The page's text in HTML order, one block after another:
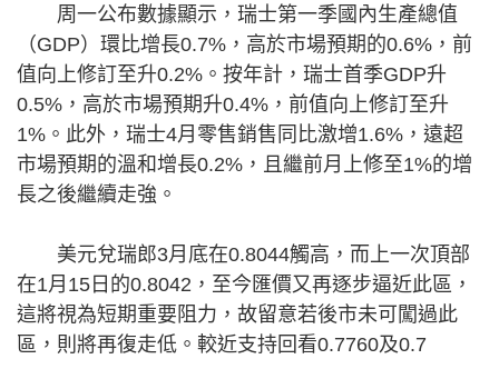
周一公布數據顯示，瑞士第一季國內生產總值
（GDP）環比增長0.7%，高於市場預期的0.6%，前
值向上修訂至升0.2%。按年計，瑞士首季GDP升
0.5%，高於市場預期升0.4%，前值向上修訂至升
1%。此外，瑞士4月零售銷售同比激增1.6%，遠超
市場預期的溫和增長0.2%，且繼前月上修至1%的增
長之後繼續走強。
美元兌瑞郎3月底在0.8044觸高，而上一次頂部
在1月15日的0.8042，至今匯價又再逐步逼近此區，
這將視為短期重要阻力，故留意若後市未可闖過此
區，則將再復走低。較近支持回看0.7760及0.7